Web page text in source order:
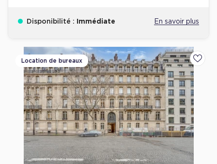
Guide & Conseils
Livrets blancs & Études
Cas Clients
Disponibilité : Immédiate En savoir plus
Location de bureaux